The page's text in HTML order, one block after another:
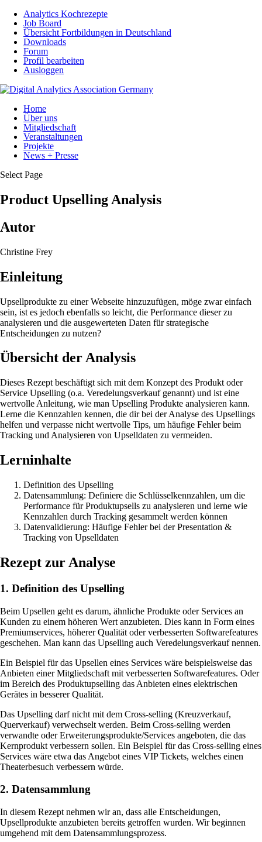
Analytics Kochrezepte
Job Board
Übersicht Fortbildungen in Deutschland
Downloads
Forum
Profil bearbeiten
Ausloggen
Home
Über uns
Mitgliedschaft
Veranstaltungen
Projekte
News + Presse
Select Page
Product Upselling Analysis
Autor
Christine Frey
Einleitung
Upsellprodukte zu einer Webseite hinzuzufügen, möge zwar einfach
sein, ist es jedoch ebenfalls so leicht, die Performance dieser zu
analysieren und die ausgewerteten Daten für strategische
Entscheidungen zu nutzen?
Übersicht der Analysis
Dieses Rezept beschäftigt sich mit dem Konzept des Produkt oder
Service Upselling (o.a. Veredelungsverkauf genannt) und ist eine
wertvolle Anleitung, wie man Upselling Produkte analysieren kann.
Lerne die Kennzahlen kennen, die dir bei der Analyse des Upsellings
helfen und verpasse nicht wertvolle Tips, um häufige Fehler beim
Tracking und Analysieren von Upselldaten zu vermeiden.
Lerninhalte
Definition des Upselling
Datensammlung: Definiere die Schlüsselkennzahlen, um die
Performance für Produktupsells zu analysieren und lerne wie
Kennzahlen durch Tracking gesammelt werden können
Datenvalidierung: Häufige Fehler bei der Presentation &
Tracking von Upselldaten
Rezept zur Analyse
1. Definition des Upselling
Beim Upsellen geht es darum, ähnliche Produkte oder Services an
Kunden zu einem höheren Wert anzubieten. Dies kann in Form eines
Premiumservices, höherer Qualität oder verbesserten Softwarefeatures
geschehen. Man kann das Upselling auch Veredelungsverkauf nennen.
Ein Beispiel für das Upsellen eines Services wäre beispielsweise das
Anbieten einer Mitgliedschaft mit verbesserten Softwarefeatures. Oder
im Bereich des Produktupselling das Anbieten eines elektrischen
Gerätes in besserer Qualität.
Das Upselling darf nicht mit dem Cross-selling (Kreuzverkauf,
Querverkauf) verwechselt werden. Beim Cross-selling werden
verwandte oder Erweiterungsprodukte/Services angeboten, die das
Kernprodukt verbessern sollen. Ein Beispiel für das Cross-selling eines
Services wäre etwa das Angebot eines VIP Tickets, welches einen
Theaterbesuch verbessern würde.
2. Datensammlung
In diesem Rezept nehmen wir an, dass alle Entscheidungen,
Upsellprodukte anzubieten bereits getroffen wurden. Wir beginnen
umgehend mit dem Datensammlungsprozess.